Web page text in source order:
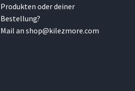
Produkten oder deiner
Bestellung?
Mail anshop@kilezmore.com